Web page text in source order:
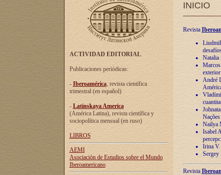
ACTIVIDAD EDITORIAL
Publicaciones periódicas:
- Iberoamérica, revista científica
trimestral (en español)
- Latinskaya America
(América Latina), revista científica y
sociopolítica mensual (en ruso)
LIBROS
AEMI
Asociación de Estudios sobre el Mundo
Iberoamericano
INICIO
Revista
Natalia
André
Nailya
Isabel
Irina V.
Sergey
Revista